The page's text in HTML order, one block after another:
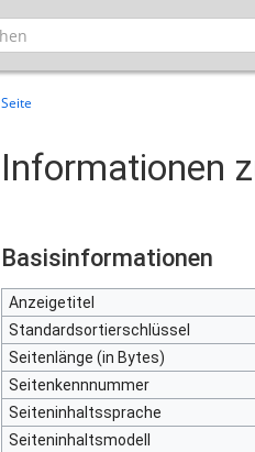
Seite
Informationen
Basisinformationen
Anzeigetitel
Standardsortierschlüssel
Seitenlänge (in Bytes)
Seitenkennnummer
Seiteninhaltssprache
Seiteninhaltsmodell